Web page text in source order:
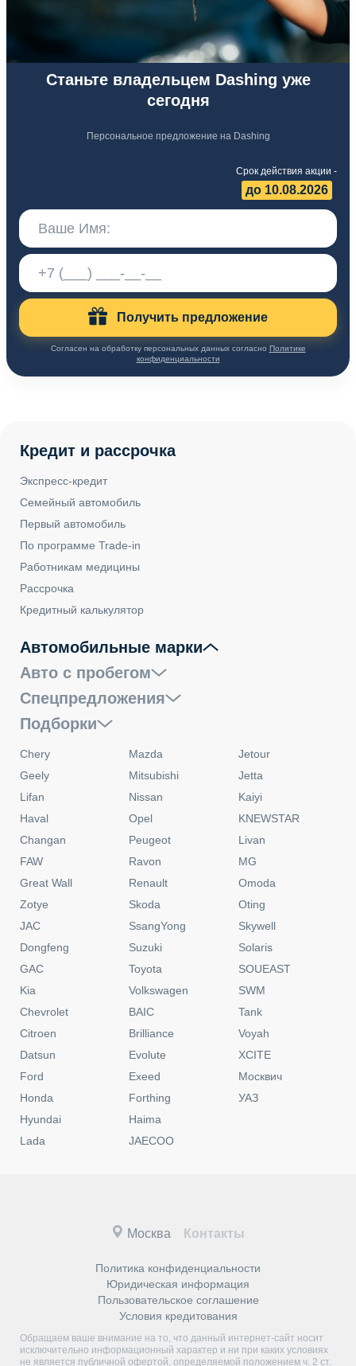
Станьте владельцем Dashing уже
сегодня
Персональное предложение на Dashing
Срок действия акции -
до 10.08.2026
Получить предложение
Согласен на обработку персональных данных согласно Политике
конфиденциальности
Кредит и рассрочка
Экспресс-кредит
Семейный автомобиль
Первый автомобиль
По программе Trade-in
Работникам медицины
Рассрочка
Кредитный калькулятор
Автомобильные марки
Авто с пробегом
Спецпредложения
Подборки
Chery
Geely
Lifan
Haval
Changan
FAW
Great Wall
Zotye
JAC
Dongfeng
GAC
Kia
Chevrolet
Citroen
Datsun
Ford
Honda
Hyundai
Lada
Mazda
Mitsubishi
Nissan
Opel
Peugeot
Ravon
Renault
Skoda
SsangYong
Suzuki
Toyota
Volkswagen
BAIC
Brilliance
Evolute
Exeed
Forthing
Haima
JAECOO
Jetour
Jetta
Kaiyi
KNEWSTAR
Livan
MG
Omoda
Oting
Skywell
Solaris
SOUEAST
SWM
Tank
Voyah
XCITE
Москвич
УАЗ
Обращаем ваше внимание на то, что данный интернет-сайт носит
исключительно информационный характер и ни при каких условиях
не является публичной офертой, определяемой положением ч. 2 ст.
Политика конфиденциальности
Юридическая информация
Пользовательское соглашение
Условия кредитования
Москва Контакты